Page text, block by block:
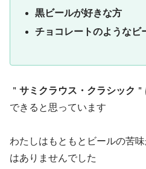
黒ビールが好きな方
チョコレートのようなビ
＂ サミクラウス・クラシック
できると思っています
わたしはもともとビールの苦
はありませんでした